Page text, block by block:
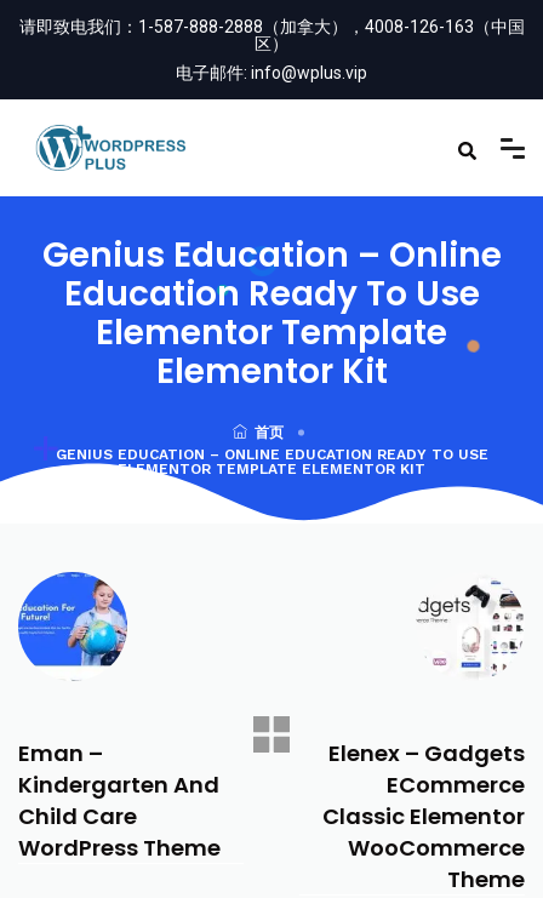
请即致电我们： 1-587-888-2888（加拿大），4008-126-163（中国
区）
电子邮件: info@wplus.vip
Genius Education – Online
Education Ready To Use
Elementor Template
Elementor Kit
首页
GENIUS EDUCATION – ONLINE EDUCATION READY TO USE
ELEMENTOR TEMPLATE ELEMENTOR KIT
Eman –
Kindergarten And
Child Care
WordPress Theme
Elenex – Gadgets
ECommerce
Classic Elementor
WooCommerce
Theme